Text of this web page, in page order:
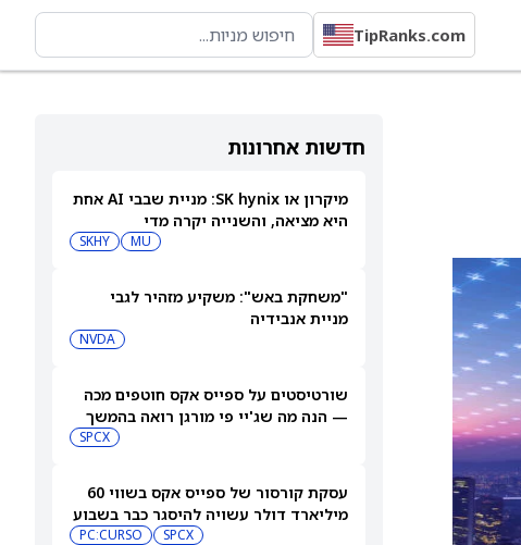
TipRanks.com
חדשות אחרונות
מיקרון או SK hynix: מניית שבבי AI אחת
היא מציאה, והשנייה יקרה מדי
MU
SKHY
"משחקת באש": משקיע מזהיר לגבי
מניית אנבידיה
NVDA
שורטיסטים על ספייס אקס חוטפים מכה
— הנה מה שג'יי פי מורגן רואה בהמשך
SPCX
עסקת קורסור של ספייס אקס בשווי 60
מיליארד דולר עשויה להיסגר כבר בשבוע
SPCX
PC:CURSO